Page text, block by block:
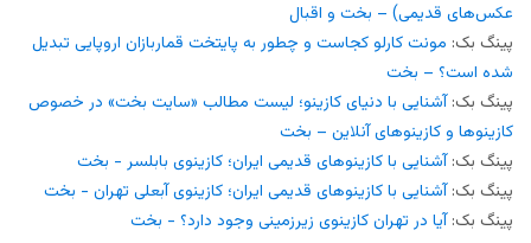
عکس‌های قدیمی) – بخت و اقبال
پینگ بک: مونت کارلو کجاست و چطور به پایتخت قماربازان اروپایی تبدیل
شده است؟ – بخت
پینگ بک:آشنایی با دنیای کازینو؛ لیست مطالب «سایت بخت» در خصوص
کازینوها و کازینوهای آنلاین – بخت
پینگ بک:آشنایی با کازینوهای قدیمی ایران؛ کازینوی بابلسر - بخت
پینگ بک:آشنایی با کازینوهای قدیمی ایران؛ کازینوی آبعلی تهران - بخت
پینگ بک:آیا در تهران کازینوی زیرزمینی وجود دارد؟ - بخت